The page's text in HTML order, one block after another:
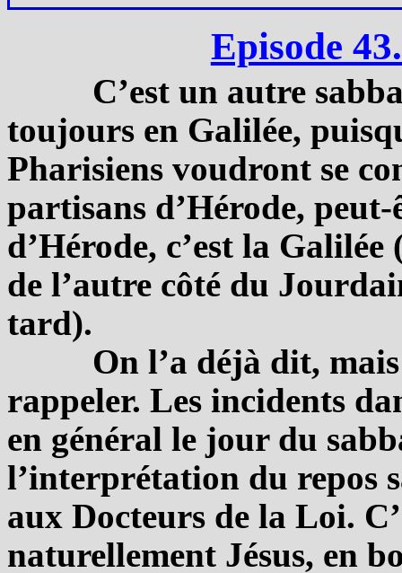
Episode
C’est un autre
toujours en Galilée,
Pharisiens voudront se
partisans d’Hérode,
d’Hérode, c’est la
de l’autre côté du
tard).
On l’a déjà dit,
rappeler. Les incidents
en général le jour du
l’interprétation du repos
aux Docteurs de la Loi.
naturellement Jésus, en